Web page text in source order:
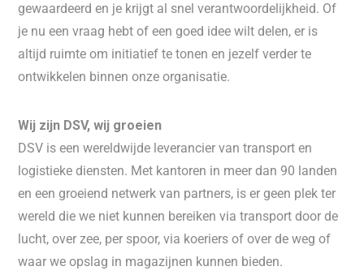
gewaardeerd en je krijgt al snel verantwoordelijkheid. Of
je nu een vraag hebt of een goed idee wilt delen, er is
altijd ruimte om initiatief te tonen en jezelf verder te
ontwikkelen binnen onze organisatie.
Wij zijn DSV, wij groeien
DSV is een wereldwijde leverancier van transport en
logistieke diensten. Met kantoren in meer dan 90 landen
en een groeiend netwerk van partners, is er geen plek ter
wereld die we niet kunnen bereiken via transport door de
lucht, over zee, per spoor, via koeriers of over de weg of
waar we opslag in magazijnen kunnen bieden.